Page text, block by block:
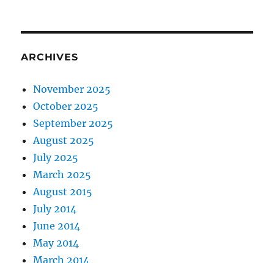
ARCHIVES
November 2025
October 2025
September 2025
August 2025
July 2025
March 2025
August 2015
July 2014
June 2014
May 2014
March 2014